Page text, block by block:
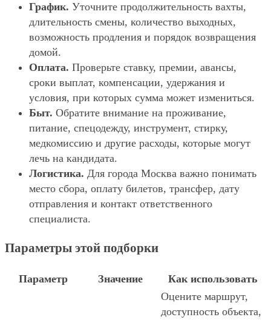
График. Уточните продолжительность вахты,
длительность смены, количество выходных,
возможность продления и порядок возвращения
домой.
Оплата. Проверьте ставку, премии, авансы,
сроки выплат, компенсации, удержания и
условия, при которых сумма может измениться.
Быт. Обратите внимание на проживание,
питание, спецодежду, инструмент, стирку,
медкомиссию и другие расходы, которые могут
лечь на кандидата.
Логистика. Для города Москва важно понимать
место сбора, оплату билетов, трансфер, дату
отправления и контакт ответственного
специалиста.
Параметры этой подборки
Параметр Значение Как использовать
Оцените маршрут,
доступность объекта,